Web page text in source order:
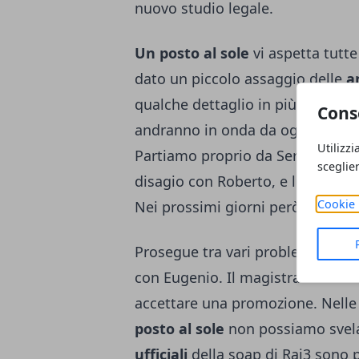
Cookie
nuovo studio legale.
Un posto al sole vi aspetta tutte
dato un piccolo assaggio delle
qualche dettaglio in più sulle
andranno in onda da oggi lunedì
Partiamo proprio da Serena
disagio con Roberto, e lui dirà a
Nei prossimi giorni però, Ferri lo
Prosegue tra vari problemi la
con Eugenio. Il magistrato
accettare una promozione.
posto al sole non possiamo
ufficiali della soap di Rai3